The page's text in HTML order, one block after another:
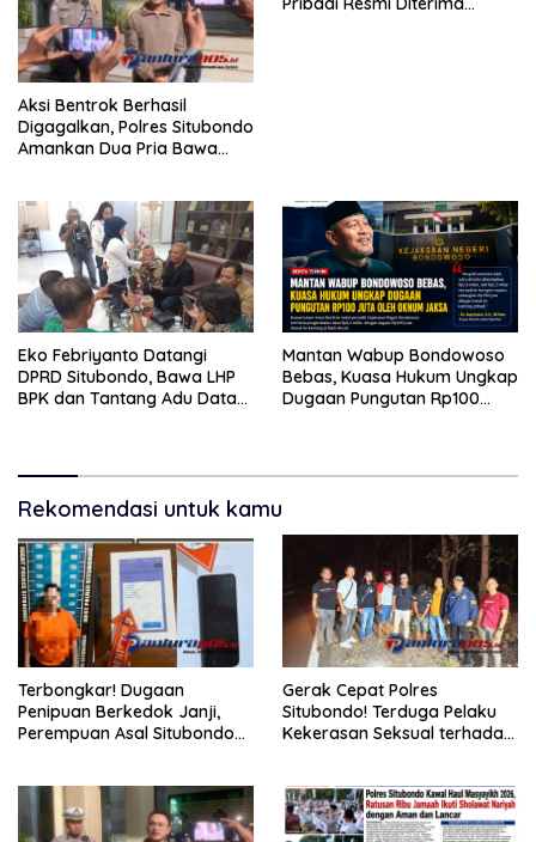
Aksi Bentrok Berhasil
Digagalkan, Polres Situbondo
Amankan Dua Pria Bawa
Eko Febriyanto Datangi
DPRD Situbondo, Bawa LHP
BPK dan Tantang Adu Data
Mantan Wabup Bondowoso
Bebas, Kuasa Hukum Ungkap
Dugaan Pungutan Rp100
Rekomendasi untuk kamu
Terbongkar! Dugaan
Penipuan Berkedok Janji,
Perempuan Asal Situbondo
Gerak Cepat Polres
Situbondo! Terduga Pelaku
Kekerasan Seksual terhadap